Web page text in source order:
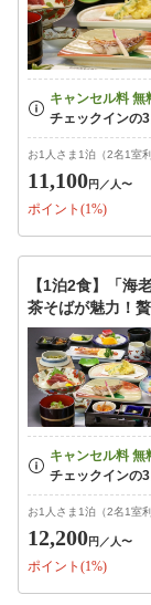
お1人さま1泊（2名1室
11,100円 ／人〜
ポイント(1%)
【1泊2食】「海
茶そばが魅力！
お1人さま1泊（2名1室
12,200円 ／人〜
ポイント(1%)